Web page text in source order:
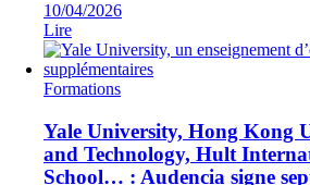
10/04/2026
Lire
Formations
Yale University, Hong Kong
and Technology, Hult
School… : Audencia signe